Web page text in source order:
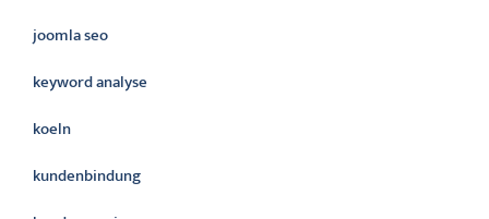
joomla seo
keyword analyse
koeln
kundenbindung